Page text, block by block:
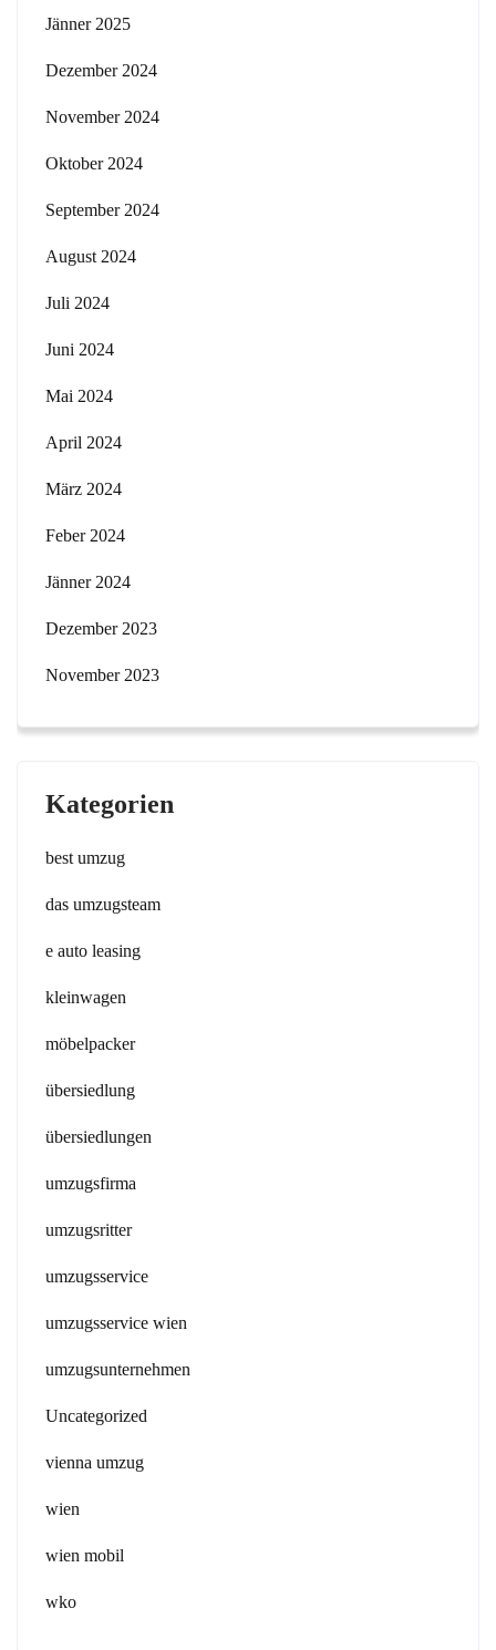
Jänner 2025
Dezember 2024
November 2024
Oktober 2024
September 2024
August 2024
Juli 2024
Juni 2024
Mai 2024
April 2024
März 2024
Feber 2024
Jänner 2024
Dezember 2023
November 2023
Kategorien
best umzug
das umzugsteam
e auto leasing
kleinwagen
möbelpacker
übersiedlung
übersiedlungen
umzugsfirma
umzugsritter
umzugsservice
umzugsservice wien
umzugsunternehmen
Uncategorized
vienna umzug
wien
wien mobil
wko